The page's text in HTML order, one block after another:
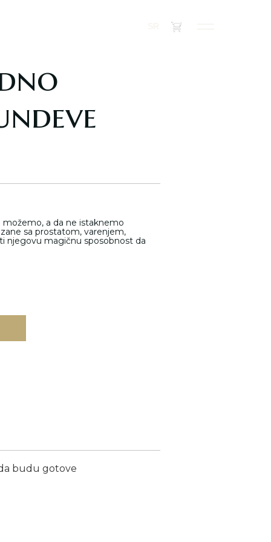
(
a da ne istaknemo
sa prostatom, varenjem,
njegovu magičnu sposobnost da
budu gotove